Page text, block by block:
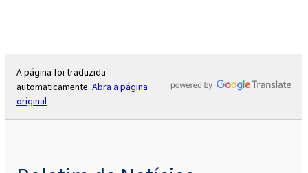
A página foi traduzida
automaticamente. Abra a página
original